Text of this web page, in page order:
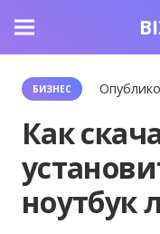
БИЗНЕС
Как
ноутбук